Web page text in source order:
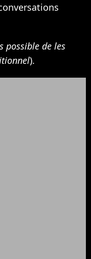
possible de les
).